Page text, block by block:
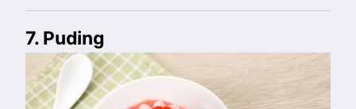
7. Puding